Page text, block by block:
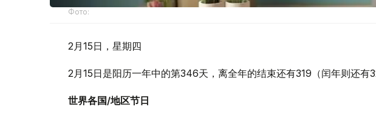
Фото:
2月15日，星期四
2月15日是阳历一年中的第346天，离全年的结束还有319（闰年则还有
世界各国/地区节日